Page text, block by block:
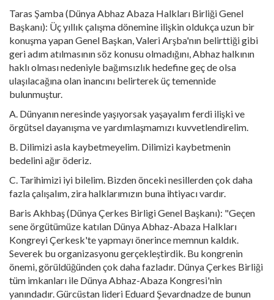
Taras Şamba (Dünya Abhaz Abaza Halkları Birliği Genel
Başkanı): Üç yıllık çalışma dönemine ilişkin oldukça uzun bir
konuşma yapan Genel Başkan, Valeri Arşba'nın belirttiği gibi
geri adım atılmasının söz konusu olmadığını, Abhaz halkının
haklı olması nedeniyle bağımsızlık hedefine geç de olsa
ulaşılacağına olan inancını belirterek üç temennide
bulunmuştur.
A. Dünyanın neresinde yaşıyorsak yaşayalım ferdi ilişki ve
örgütsel dayanışma ve yardımlaşmamızı kuvvetlendirelim.
B. Dilimizi asla kaybetmeyelim. Dilimizi kaybetmenin
bedelini ağır öderiz.
C. Tarihimizi iyi bilelim. Bizden önceki nesillerden çok daha
fazla çalışalım, zira halklarımızın buna ihtiyacı vardır.
Baris Akhbaş (Dünya Çerkes Birligi Genel Başkanı): "Geçen
sene örgütümüze katılan Dünya Abhaz-Abaza Halkları
Kongreyi Çerkesk'te yapmayı önerince memnun kaldık.
Severek bu organizasyonu gerçekleştirdik. Bu kongrenin
önemi, görüldüğünden çok daha fazladır. Dünya Çerkes Birliği
tüm imkanları ile Dünya Abhaz-Abaza Kongresi'nin
yanındadır. Gürcüstan lideri Eduard Şevardnadze de bunun